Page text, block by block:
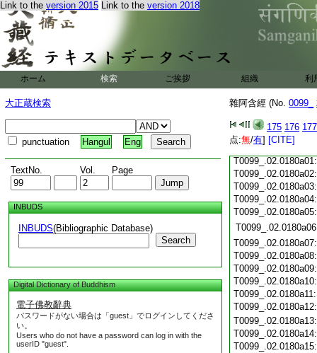
Link to the version 2015 Link to the version 2018
ホーム 検索 ご挨拶 組織 利
大正蔵検索
punctuation Hangul Eng
TextNo. Vol. Page
INBUDS
INBUDS(Bibliographic Database)
Search
Digital Dictionary of Buddhism
電子佛教辭典
パスワードがない場合は「guest」でログインしてくださ
い。
Users who do not have a password can log in with the
userID "guest".
雜阿含經 (No. 0099_
175 176 177
点:無/有] [CITE]